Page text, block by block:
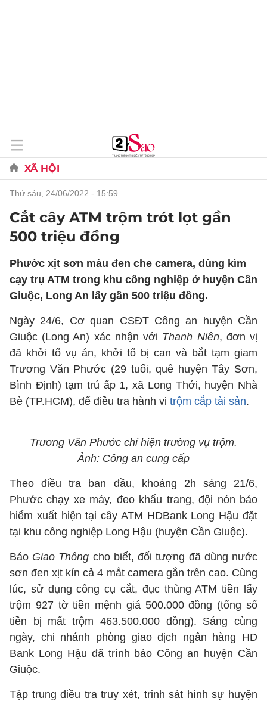
XÃ HỘI
thứ sáu, 24/06/2022 - 15:59
Cắt cây ATM trộm trót lọt gần
500 triệu đồng
Phước xịt sơn màu đen che camera, dùng kìm
cạy trụ ATM trong khu công nghiệp ở huyện Cần
Giuộc, Long An lấy gần 500 triệu đồng.
Ngày 24/6, Cơ quan CSĐT Công an huyện Cần
Giuộc (Long An) xác nhận với Thanh Niên, đơn vị
đã khởi tố vụ án, khởi tố bị can và bắt tạm giam
Trương Văn Phước (29 tuổi, quê huyện Tây Sơn,
Bình Định) tạm trú ấp 1, xã Long Thới, huyện Nhà
Bè (TP.HCM), để điều tra hành vi trộm cắp tài sản.
Trương Văn Phước chỉ hiện trường vụ trộm.
Ảnh: Công an cung cấp
Theo điều tra ban đầu, khoảng 2h sáng 21/6,
Phước chạy xe máy, đeo khẩu trang, đội nón bảo
hiểm xuất hiện tại cây ATM HDBank Long Hậu đặt
tại khu công nghiệp Long Hậu (huyện Cần Giuộc).
Báo Giao Thông cho biết, đối tượng đã dùng nước
sơn đen xịt kín cả 4 mắt camera gắn trên cao. Cùng
lúc, sử dụng công cụ cắt, đục thùng ATM tiền lấy
trộm 927 tờ tiền mệnh giá 500.000 đồng (tổng số
tiền bị mất trộm 463.500.000 đồng). Sáng cùng
ngày, chi nhánh phòng giao dịch ngân hàng HD
Bank Long Hậu đã trình báo Công an huyện Cần
Giuộc.
Tập trung điều tra truy xét, trinh sát hình sự huyện